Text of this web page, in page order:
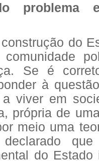
problema
do
Se é
à
viver em
própria de
meio uma
declarado
do